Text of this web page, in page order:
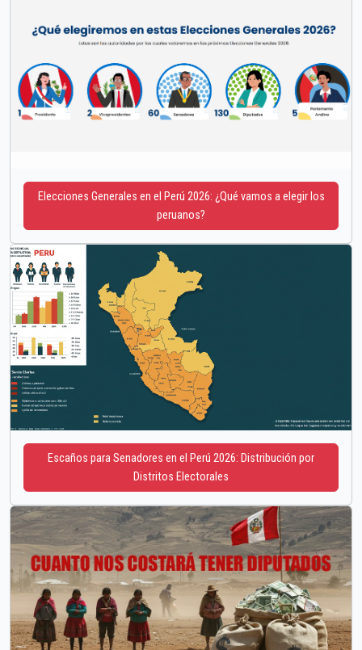
Elecciones Generales en el Perú 2026: ¿Qué vamos a elegir los
peruanos?
Escaños para Senadores en el Perú 2026: Distribución por
Distritos Electorales